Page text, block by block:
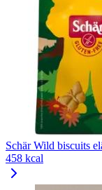
Schär Wild biscuits
458 kcal